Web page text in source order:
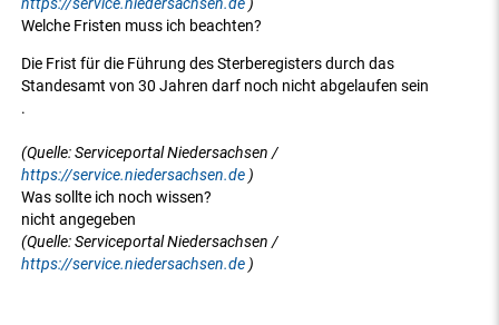
https://service.niedersachsen.de )
Welche Fristen muss ich beachten?
Die Frist für die Führung des Sterberegisters durch das
Standesamt von 30 Jahren darf noch nicht abgelaufen sein
.
(Quelle: Serviceportal Niedersachsen /
https://service.niedersachsen.de )
Was sollte ich noch wissen?
nicht angegeben
(Quelle: Serviceportal Niedersachsen /
https://service.niedersachsen.de )